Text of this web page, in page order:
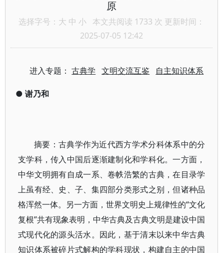
原
选择字号： 大 中 小 本文共阅读 1733 次 更新时间：
2025-07-05 12:42
进入专题：古典学 文明交流互鉴 自主知识体系
● 谢乃和
摘要：古典学作为近代西方学术分科体系中的分
支学科，传入中国后逐渐建制化和学科化。一方面，
中华文明拥有自成一系、卷帙浩繁的古典，在目录学
上虽有经、史、子、集四部分类形式之别，但诸种品
格浑然一体。另一方面，世界文明史上规律性的“文化
复根”共有现象表明，中华古典及古典文明是建设中国
式现代化的源头活水。因此，基于清末以来中华古典
知识体系被碎片式解构的学科现状，构建自主的中国